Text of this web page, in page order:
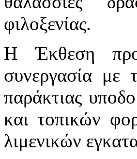
φιλοξενίας.
Η Έκθεση
συνεργασία με
παράκτιας
και τοπικών
λιμενικών